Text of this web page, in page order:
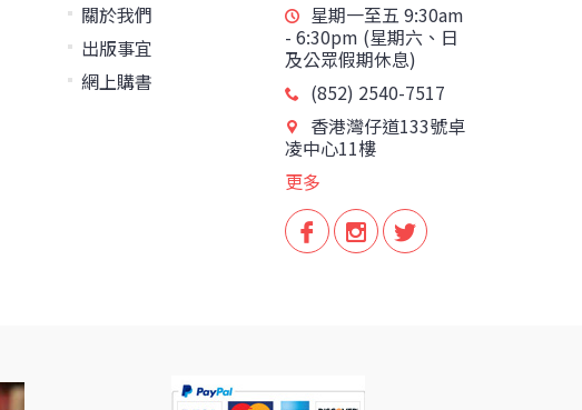
關於我們
出版事宜
網上購書
星期一至五 9:30am
- 6:30pm (星期六、日
及公眾假期休息)
(852) 2540-7517
香港灣仔道133號卓
凌中心11樓
更多